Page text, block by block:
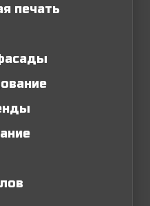
печать